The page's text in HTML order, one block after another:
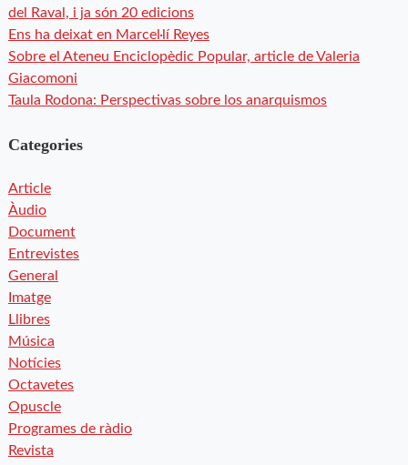
del Raval, i ja són 20 edicions
Ens ha deixat en Marcel·lí Reyes
Sobre el Ateneu Enciclopèdic Popular, article de Valeria
Giacomoni
Taula Rodona: Perspectivas sobre los anarquismos
Categories
Article
Àudio
Document
Entrevistes
General
Imatge
Llibres
Música
Notícies
Octavetes
Opuscle
Programes de ràdio
Revista